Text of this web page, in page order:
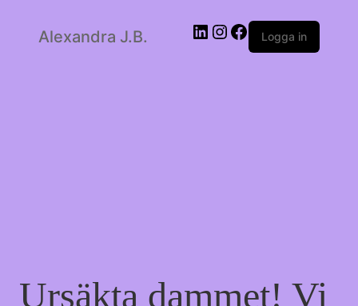
Alexandra J.B. LinkedIn
Instagram
Facebook
Logga in
Ursäkta dammet! Vi